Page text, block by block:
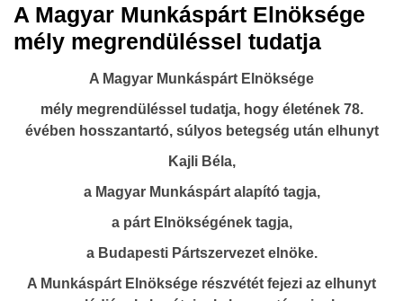
A Magyar Munkáspárt Elnöksége
mély megrendüléssel tudatja
A Magyar Munkáspárt Elnöksége
mély megrendüléssel tudatja, hogy életének 78.
évében hosszantartó, súlyos betegség után elhunyt
Kajli Béla,
a Magyar Munkáspárt alapító tagja,
a párt Elnökségének tagja,
a Budapesti Pártszervezet elnöke.
A Munkáspárt Elnöksége részvétét fejezi az elhunyt